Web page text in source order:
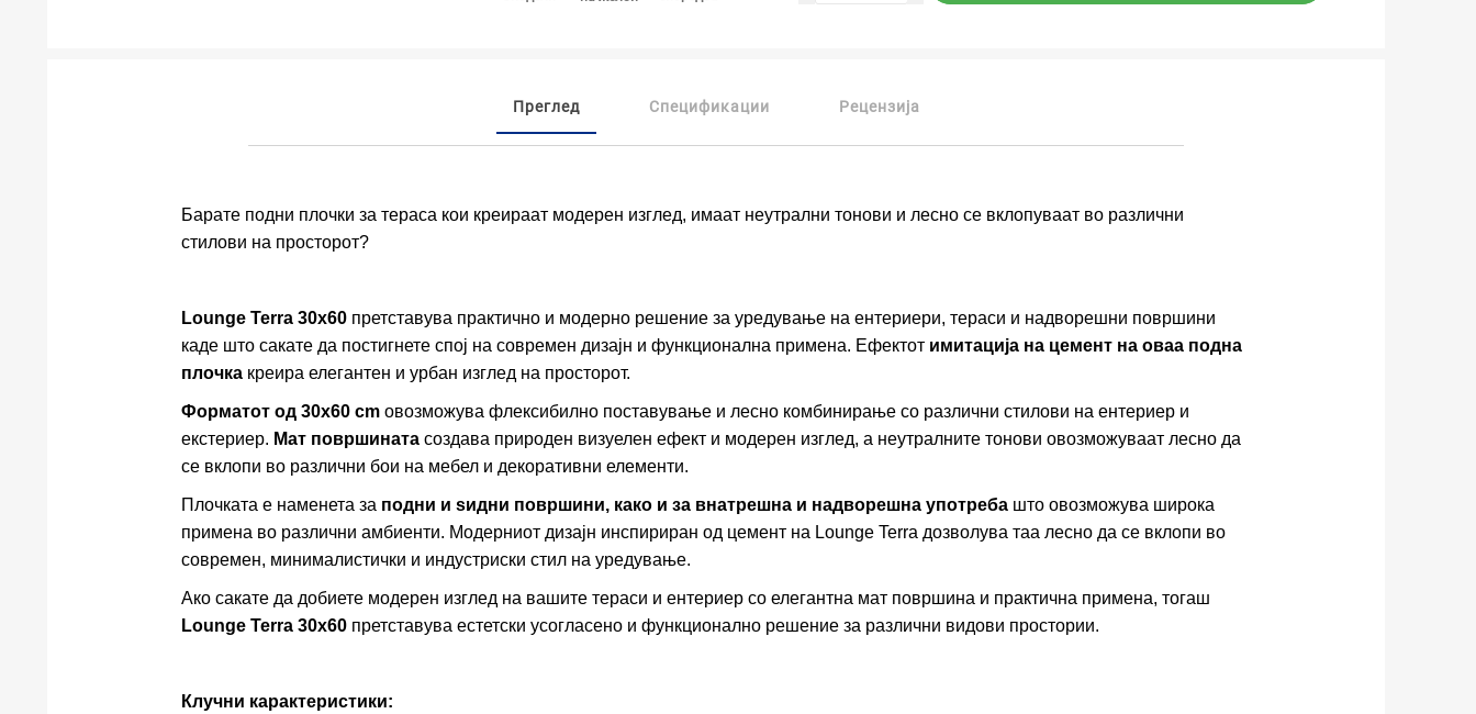
Преглед Спецификации Рецензија
Барате подни плочки за тераса кои креираат модерен изглед, имаат неутрални тонови и лесно се вклопуваат во различни
стилови на просторот?
Lounge Terra 30x60претставува практично и модерно решение за уредување на ентериери, тераси и надворешни површини
каде што сакате да постигнете спој на современ дизајн и функционална примена. Ефектот имитација на цемент на оваа подна
плочкакреира елегантен и урбан изглед на просторот.
Форматот од 30x60 cmовозможува флексибилно поставување и лесно комбинирање со различни стилови на ентериер и
екстериер. Мат површинатасоздава природен визуелен ефект и модерен изглед, а неутралните тонови овозможуваат лесно да
се вклопи во различни бои на мебел и декоративни елементи.
Плочката е наменета за подни и ѕидни површини, како и за внатрешна и надворешна употребашто овозможува широка
примена во различни амбиенти. Модерниот дизајн инспириран од цемент на Lounge Terra дозволува таа лесно да се вклопи во
современ, минималистички и индустриски стил на уредување.
Ако сакате да добиете модерен изглед на вашите тераси и ентериер со елегантна мат површина и практична примена, тогаш
Lounge Terra 30x60претставува естетски усогласено и функционално решение за различни видови простории.
Клучни карактеристики: